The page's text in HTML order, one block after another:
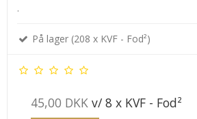
.
På lager (208 x KVF - Fod²)
45,00 DKK v/ 8 x KVF - Fod²